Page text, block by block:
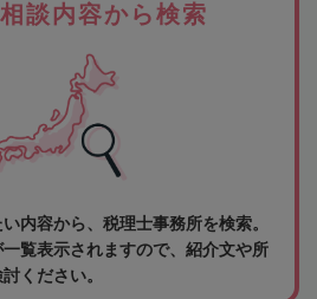
談内容から検索
内容から、税理士事務所を検索。
覧表示されますので、紹介文や所
ください。